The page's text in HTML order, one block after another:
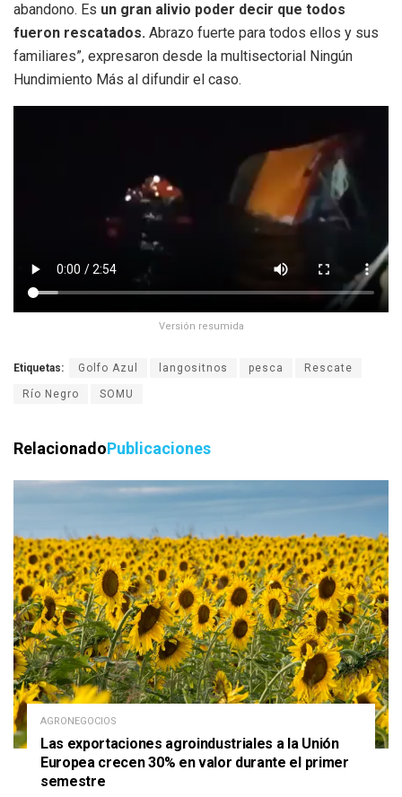
abandono. Es un gran alivio poder decir que todos
fueron rescatados. Abrazo fuerte para todos ellos y sus
familiares”, expresaron desde la multisectorial Ningún
Hundimiento Más al difundir el caso.
Versión resumida
Etiquetas: Golfo Azul langositnos pesca Rescate
Río Negro SOMU
RelacionadoPublicaciones
AGRONEGOCIOS
Las exportaciones agroindustriales a la Unión
Europea crecen 30% en valor durante el primer
semestre